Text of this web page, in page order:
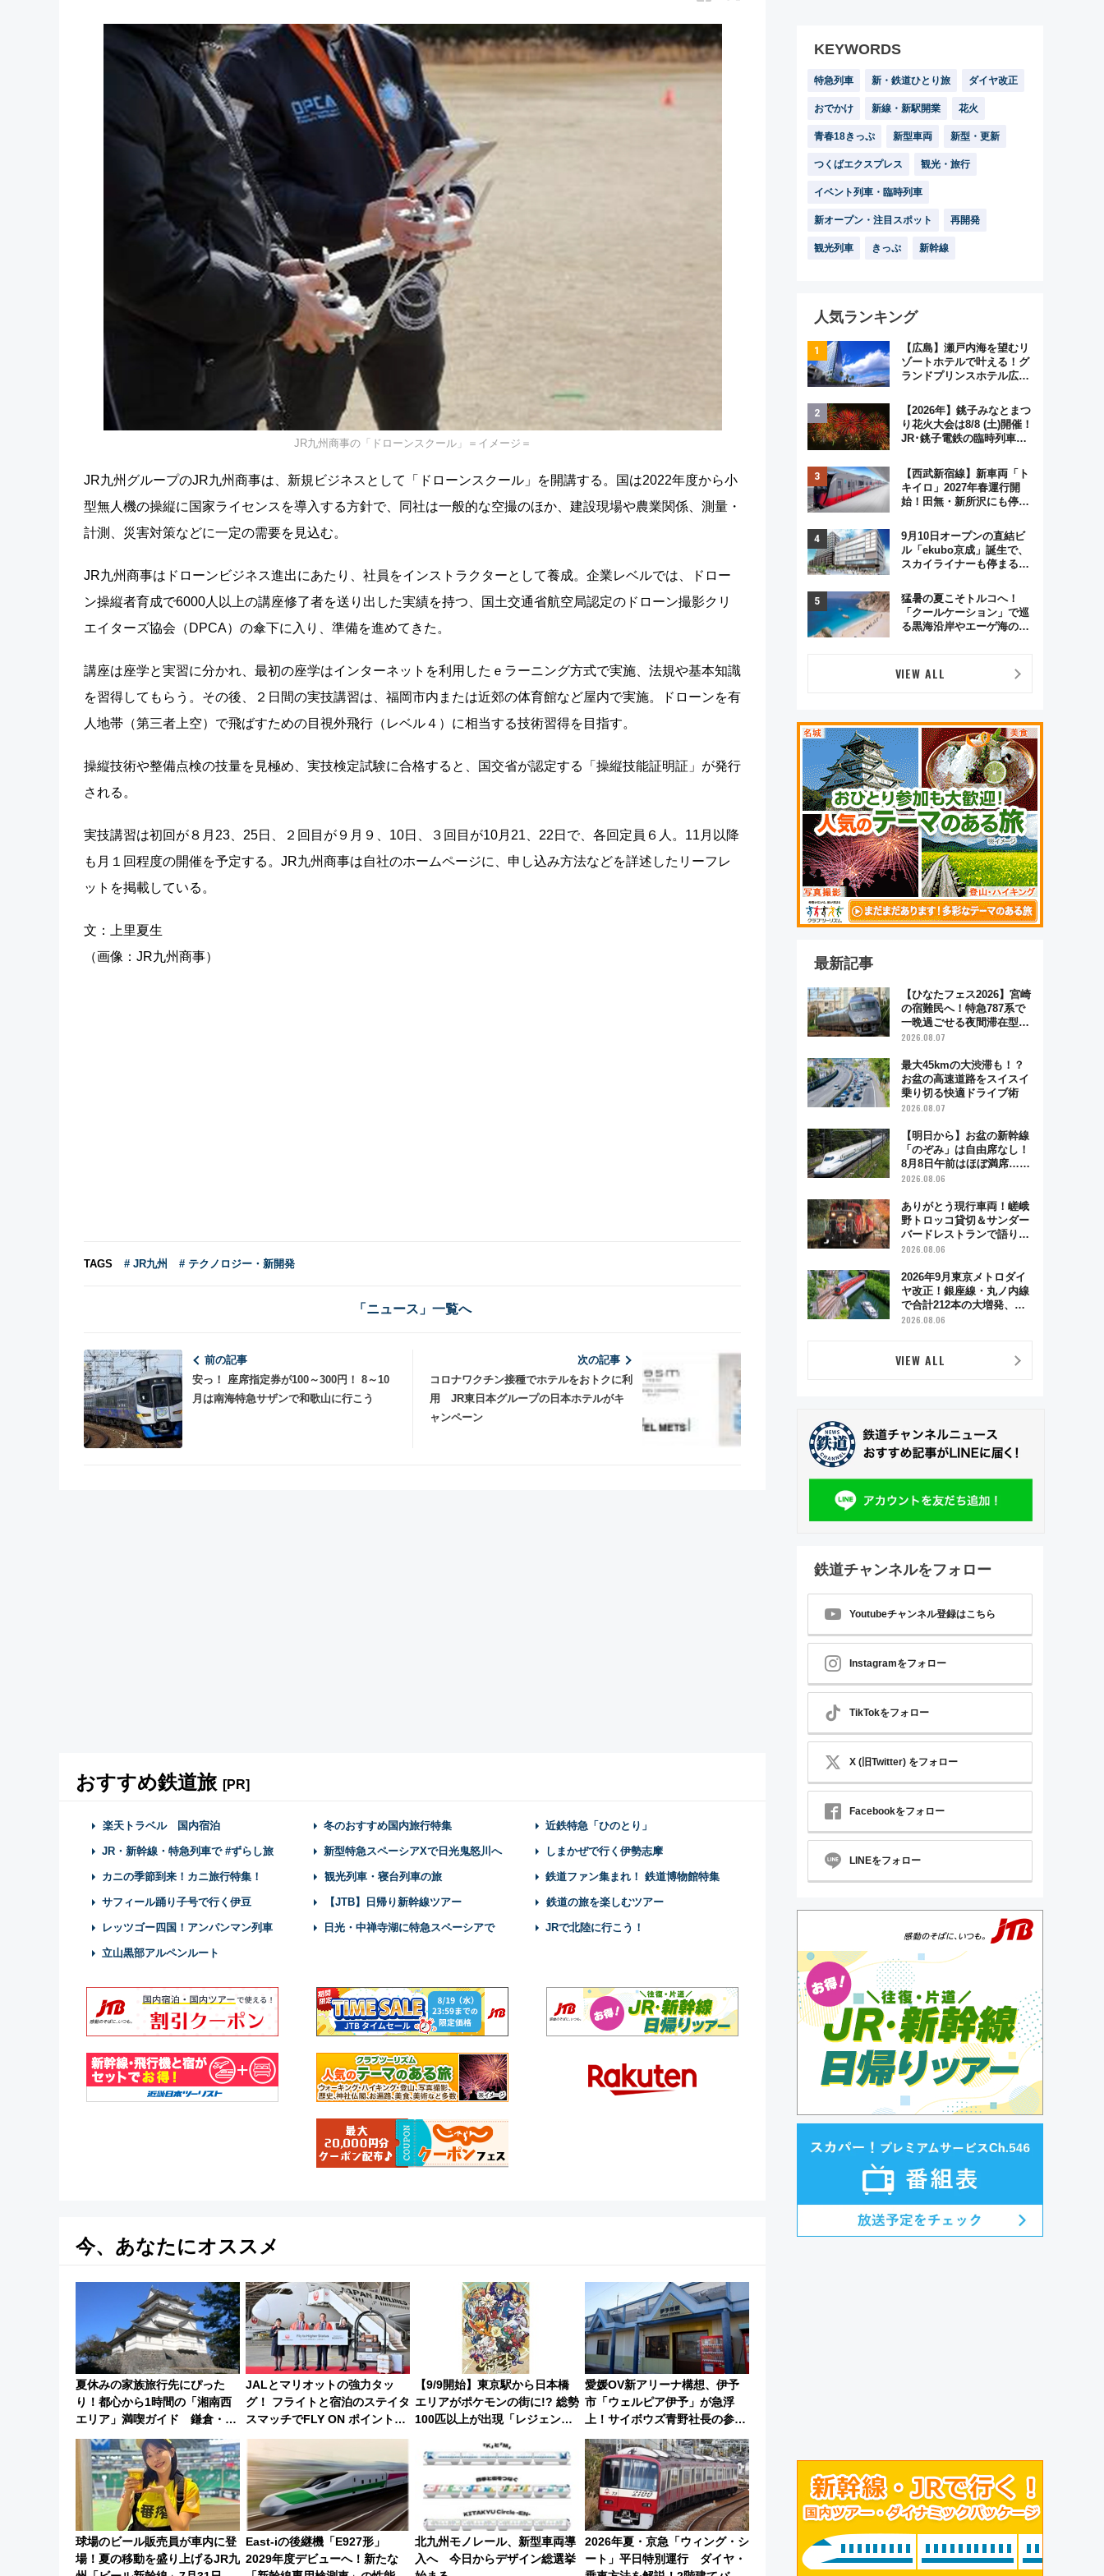
JR九州商事の「ドローンスクール」＝イメージ＝
JR九州グループのJR九州商事は、新規ビジネスとして「ドローンスクール」を開講する。国は2022年度から小
型無人機の操縦に国家ライセンスを導入する方針で、同社は一般的な空撮のほか、建設現場や農業関係、測量・
計測、災害対策などに一定の需要を見込む。
JR九州商事はドローンビジネス進出にあたり、社員をインストラクターとして養成。企業レベルでは、ドロー
ン操縦者育成で6000人以上の講座修了者を送り出した実績を持つ、国土交通省航空局認定のドローン撮影クリ
エイターズ協会（DPCA）の傘下に入り、準備を進めてきた。
講座は座学と実習に分かれ、最初の座学はインターネットを利用したｅラーニング方式で実施、法規や基本知識
を習得してもらう。その後、２日間の実技講習は、福岡市内または近郊の体育館など屋内で実施。ドローンを有
人地帯（第三者上空）で飛ばすための目視外飛行（レベル４）に相当する技術習得を目指す。
操縦技術や整備点検の技量を見極め、実技検定試験に合格すると、国交省が認定する「操縦技能証明証」が発行
される。
実技講習は初回が８月23、25日、２回目が９月９、10日、３回目が10月21、22日で、各回定員６人。11月以降
も月１回程度の開催を予定する。JR九州商事は自社のホームページに、申し込み方法などを詳述したリーフレ
ットを掲載している。
文：上里夏生
（画像：JR九州商事）
TAGS # JR九州 # テクノロジー・新開発
「ニュース」一覧へ
前の記事
安っ！ 座席指定券が100～300円！ 8～10
月は南海特急サザンで和歌山に行こう
次の記事
コロナワクチン接種でホテルをおトクに利
用 JR東日本グループの日本ホテルがキ
ャンペーン
おすすめ鉄道旅 [PR]
楽天トラベル 国内宿泊 冬のおすすめ国内旅行特集 近鉄特急「ひのとり」
JR・新幹線・特急列車で #ずらし旅 新型特急スペーシアXで日光鬼怒川へ しまかぜで行く伊勢志摩
カニの季節到来！カニ旅行特集！ 観光列車・寝台列車の旅 鉄道ファン集まれ！ 鉄道博物館特集
サフィール踊り子号で行く伊豆 【JTB】日帰り新幹線ツアー 鉄道の旅を楽しむツアー
レッツゴー四国！アンパンマン列車 日光・中禅寺湖に特急スペーシアで JRで北陸に行こう！
立山黒部アルペンルート
今、あなたにオススメ
夏休みの家族旅行先にぴった
り！都心から1時間の「湘南西
エリア」満喫ガイド 鎌倉・江
の島とは異なる魅力を持つ今夏
の注目スポット
JALとマリオットの強力タッ
グ！ フライトと宿泊のステイタ
スマッチでFLY ON ポイントや
上級会員資格を効率よく獲得す
る方法を解説
【9/9開始】東京駅から日本橋
エリアがポケモンの街に!? 総勢
100匹以上が出現「レジェンド
情報まとめ
愛媛OV新アリーナ構想、伊予
市「ウェルピア伊予」が急浮
上！サイボウズ青野社長の参加
表明で探る鉄道アクセスの未来
球場のビール販売員が車内に登
場！夏の移動を盛り上げるJR九
East-iの後継機「E927形」
2029年度デビューへ！新たな
北九州モノレール、新型車両導
入へ 今日からデザイン総選挙
2026年夏・京急「ウィング・シ
ート」平日特別運行 ダイヤ・
KEYWORDS
特急列車 新・鉄道ひとり旅 ダイヤ改正
おでかけ 新線・新駅開業 花火
青春18きっぷ 新型車両 新型・更新
つくばエクスプレス 観光・旅行
イベント列車・臨時列車
新オープン・注目スポット 再開発
観光列車 きっぷ 新幹線
人気ランキング
【広島】瀬戸内海を望むリ
ゾートホテルで叶える！グ
ランドプリンスホテル広島
ジュアルパーティープラン
【2026年】銚子みなとまつ
り花火大会は8/8 (土)開催！
JR･銚子電鉄の臨時列車や
く8,000発の大迫力＆屋台
を満喫
【西武新宿線】新車両「ト
キイロ」2027年春運行開
始！田無・新所沢にも停
弾」も
9月10日オープンの直結ビ
ル「ekubo京成」誕生で、
スカイライナーも停まる巨
変わる？ 全テナント情報も
公開！
猛暑の夏こそトルコへ！
「クールケーション」で巡
る黒海沿岸やエーゲ海の避
オも認める『2026年に訪れ
るべき世界の旅先』
VIEW ALL
最新記事
【ひなたフェス2026】宮崎
の宿難民へ！特急787系で
一晩過ごせる夜間滞在型イ
ベント「スワローおひさ
2026.08.07
最大45kmの大渋滞も！？
お盆の高速道路をスイスイ
乗り切る快適ドライブ術
2026.08.07
【明日から】お盆の新幹線
「のぞみ」は自由席なし！
8月8日午前はほぼ満席…で
も数時間ズラせば空きが見
「空席」探しのコツ
2026.08.06
ありがとう現行車両！嵯峨
野トロッコ貸切＆サンダー
バードレストランで語り合
う秋の京都 斉藤雪乃＆福
日「京都の鉄道満喫ツア
ー」開催
2026.08.06
2026年9月東京メトロダイ
ヤ改正！銀座線・丸ノ内線
で合計212本の大増発、混
雑緩和に期待
2026.08.06
VIEW ALL
鉄道チャンネルをフォロー
Youtubeチャンネル登録はこちら
Instagramをフォロー
TikTokをフォロー
X (旧Twitter) をフォロー
Facebookをフォロー
LINEをフォロー